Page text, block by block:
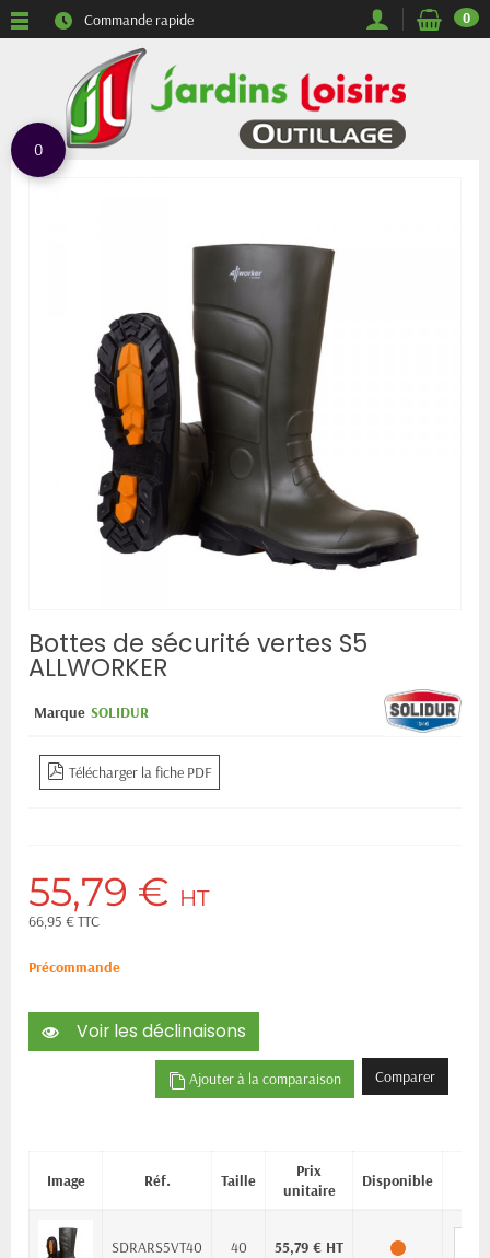
0
Commande rapide 0
Bottes de sécurité vertes S5
ALLWORKER
Marque SOLIDUR
Télécharger la fiche PDF
55,79 € HT
66,95 € TTC
Précommande
Voir les déclinaisons
Ajouter à la comparaison Comparer
Image Réf. Taille
Prix
unitaire
Disponible
SDRARS5VT40 40 55,79 € HT